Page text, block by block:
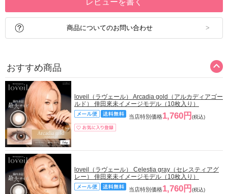
商品についてのお問い合わせ
おすすめ商品
loveil（ラヴェール） Arcadia gold（アルカディアゴー
ルド） 倖田來未イメージモデル（10枚入り）
当店特別価格1,760円 (税込)
loveil（ラヴェール） Celestia gray（セレスティアグ
レー） 倖田來未イメージモデル（10枚入り）
当店特別価格1,760円 (税込)